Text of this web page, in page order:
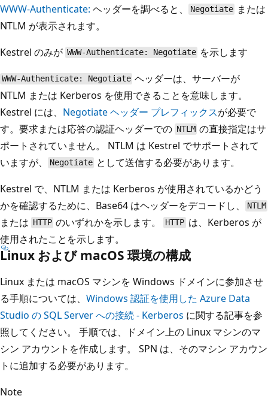
WWW-Authenticate: ヘッダーを調べると、 Negotiate または
NTLM が表示されます。
Kestrel のみが WWW-Authenticate: Negotiate を示します
WWW-Authenticate: Negotiate ヘッダーは、サーバーが
NTLM または Kerberos を使用できることを意味します。
Kestrel には、 Negotiateヘッダー プレフィックスが必要で
す。要求または応答の認証ヘッダーでの NTLM の直接指定はサ
ポートされていません。 NTLM は Kestrel でサポートされて
いますが、
Negotiate として送信する必要があります。
Kestrel で、NTLM または Kerberos が使用されているかどう
かを確認するために、Base64 はヘッダーをデコードし、
NTLM
または HTTP のいずれかを示します。 HTTPは、Kerberos が
使用されたことを示します。
Linux および macOS 環境の構成
Linux または macOS マシンを Windows ドメインに参加させ
る手順については、 Windows 認証を使用した Azure Data
Studio の SQL Server への接続 - Kerberos に関する記事を参
照してください。 手順では、ドメイン上の Linux マシンのマ
シン アカウントを作成します。 SPN は、そのマシン アカウン
トに追加する必要があります。
Note